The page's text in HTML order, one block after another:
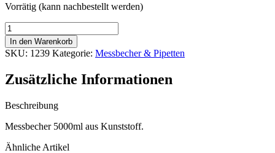
Vorrätig (kann nachbestellt werden)
Messbecher
5000
ml
Menge
In den Warenkorb
SKU: 1239 Kategorie: Messbecher & Pipetten
Zusätzliche Informationen
Beschreibung
Messbecher 5000ml aus Kunststoff.
Ähnliche Artikel